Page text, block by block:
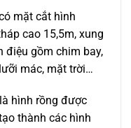
mặt cắt hình
cao 15,5m, xung
điệu gồm chim bay,
mác, mặt trời…
hình rồng được
thành các hình